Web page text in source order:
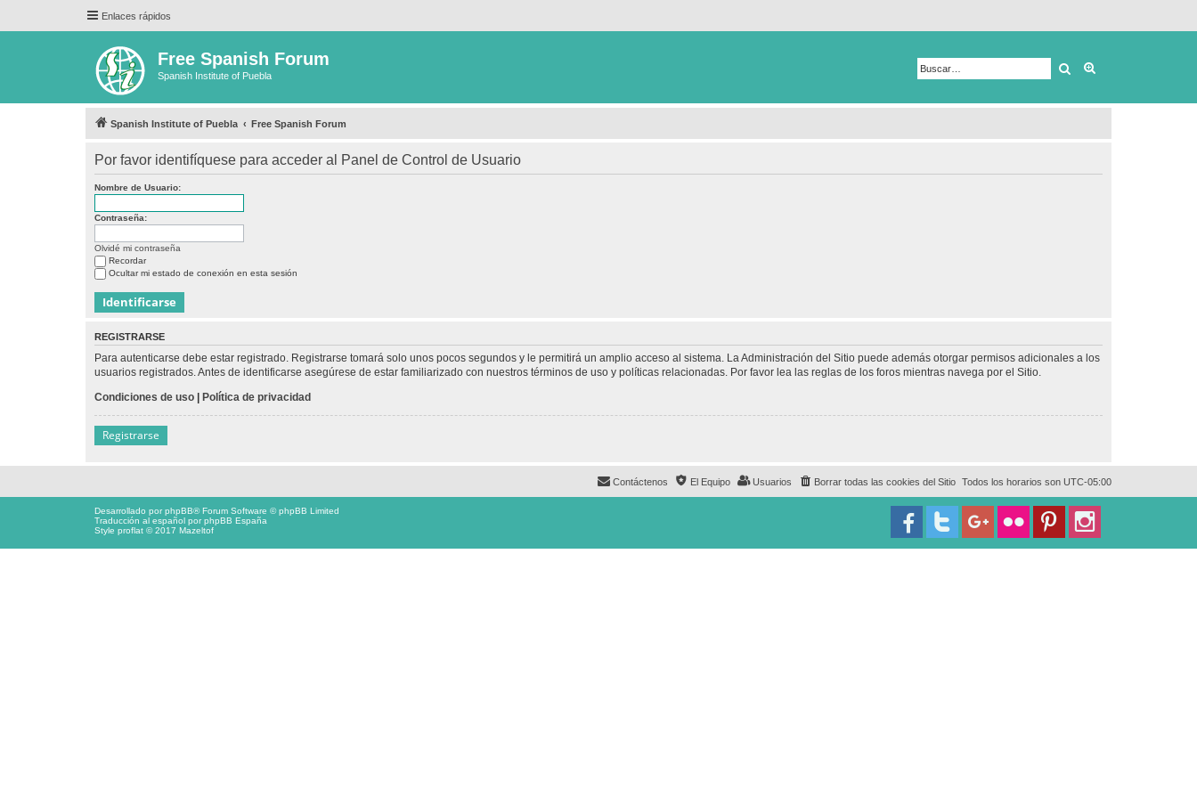
Enlaces rápidos
Free Spanish Forum
Spanish Institute of Puebla Buscar
Spanish Institute of Puebla Free Spanish Forum
Por favor identifíquese para acceder al Panel de Control de Usuario
Nombre de Usuario:
Contraseña:
Olvidé mi contraseña
Recordar
Ocultar mi estado de conexión en esta sesión
REGISTRARSE
Para autenticarse debe estar registrado. Registrarse tomará solo unos pocos segundos y le permitirá un amplio acceso al sistema. La Administración del Sitio puede además otorgar permisos adicionales a los
usuarios registrados. Antes de identificarse asegúrese de estar familiarizado con nuestros términos de uso y políticas relacionadas. Por favor lea las reglas de los foros mientras navega por el Sitio.
Condiciones de uso | Política de privacidad
Registrarse
Todos los horarios son UTC-05:00
Borrar todas las cookies del Sitio
Usuarios
El Equipo
Contáctenos
Desarrollado porphpBB® Forum Software © phpBB Limited
Traducción al español porphpBB España
Style proflat © 2017 Mazeltof